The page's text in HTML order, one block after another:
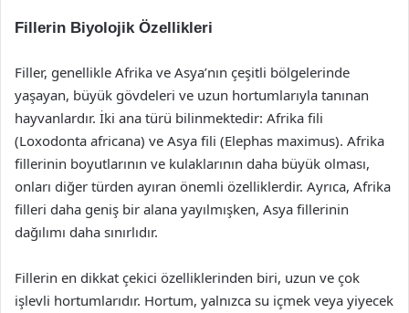
Fillerin Biyolojik Özellikleri
Filler, genellikle Afrika ve Asya’nın çeşitli bölgelerinde
yaşayan, büyük gövdeleri ve uzun hortumlarıyla tanınan
hayvanlardır. İki ana türü bilinmektedir: Afrika fili
(Loxodonta africana) ve Asya fili (Elephas maximus). Afrika
fillerinin boyutlarının ve kulaklarının daha büyük olması,
onları diğer türden ayıran önemli özelliklerdir. Ayrıca, Afrika
filleri daha geniş bir alana yayılmışken, Asya fillerinin
dağılımı daha sınırlıdır.
Fillerin en dikkat çekici özelliklerinden biri, uzun ve çok
işlevli hortumlarıdır. Hortum, yalnızca su içmek veya yiyecek